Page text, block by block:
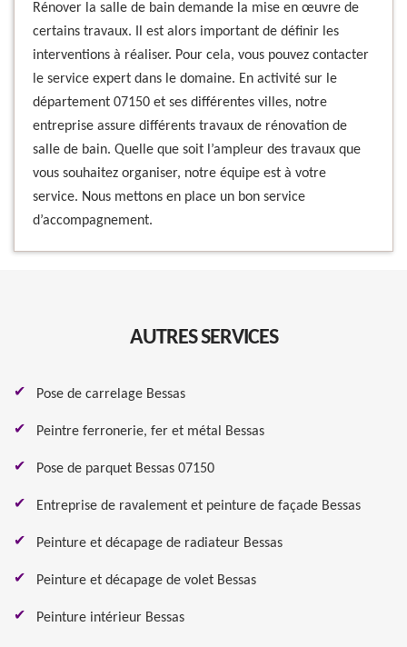
Rénover la salle de bain demande la mise en œuvre de
certains travaux. Il est alors important de définir les
interventions à réaliser. Pour cela, vous pouvez contacter
le service expert dans le domaine. En activité sur le
département 07150 et ses différentes villes, notre
entreprise assure différents travaux de rénovation de
salle de bain. Quelle que soit l’ampleur des travaux que
vous souhaitez organiser, notre équipe est à votre
service. Nous mettons en place un bon service
d’accompagnement.
AUTRES SERVICES
Pose de carrelage Bessas
Peintre ferronerie, fer et métal Bessas
Pose de parquet Bessas 07150
Entreprise de ravalement et peinture de façade Bessas
Peinture et décapage de radiateur Bessas
Peinture et décapage de volet Bessas
Peinture intérieur Bessas